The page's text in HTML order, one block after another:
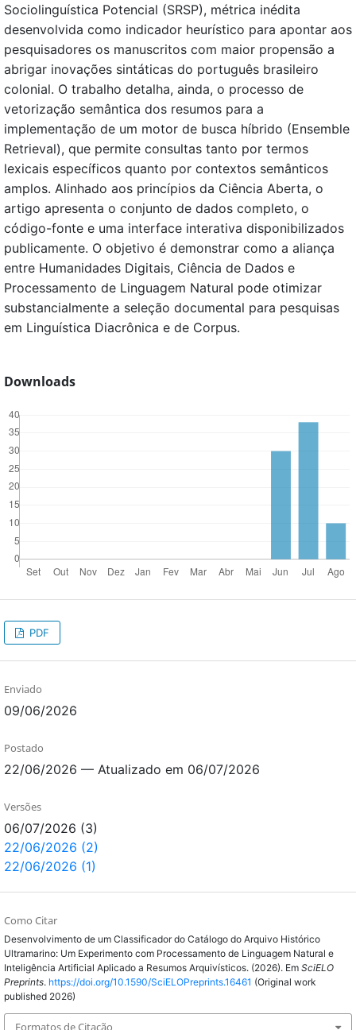
Sociolinguística Potencial (SRSP), métrica inédita
desenvolvida como indicador heurístico para apontar aos
pesquisadores os manuscritos com maior propensão a
abrigar inovações sintáticas do português brasileiro
colonial. O trabalho detalha, ainda, o processo de
vetorização semântica dos resumos para a
implementação de um motor de busca híbrido (Ensemble
Retrieval), que permite consultas tanto por termos
lexicais específicos quanto por contextos semânticos
amplos. Alinhado aos princípios da Ciência Aberta, o
artigo apresenta o conjunto de dados completo, o
código-fonte e uma interface interativa disponibilizados
publicamente. O objetivo é demonstrar como a aliança
entre Humanidades Digitais, Ciência de Dados e
Processamento de Linguagem Natural pode otimizar
substancialmente a seleção documental para pesquisas
em Linguística Diacrônica e de Corpus.
Downloads
PDF
Enviado
09/06/2026
Postado
22/06/2026 — Atualizado em 06/07/2026
Versões
06/07/2026 (3)
22/06/2026 (2)
22/06/2026 (1)
Como Citar
Desenvolvimento de um Classificador do Catálogo do Arquivo Histórico
Ultramarino: Um Experimento com Processamento de Linguagem Natural e
Inteligência Artificial Aplicado a Resumos Arquivísticos. (2026). Em SciELO
Preprints. https://doi.org/10.1590/SciELOPreprints.16461 (Original work
published 2026)
Formatos de Citação